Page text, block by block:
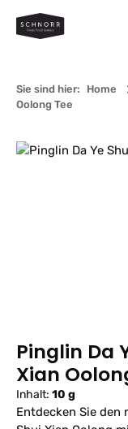
Zum Hauptinhalt
Sie sind hier: Home
Oolong Tee
Bildergalerie
Pinglin Da
Xian
Inhalt: 10 g
Entdecken Sie